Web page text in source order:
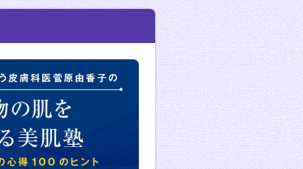
肌荒れ女子を救う皮膚科